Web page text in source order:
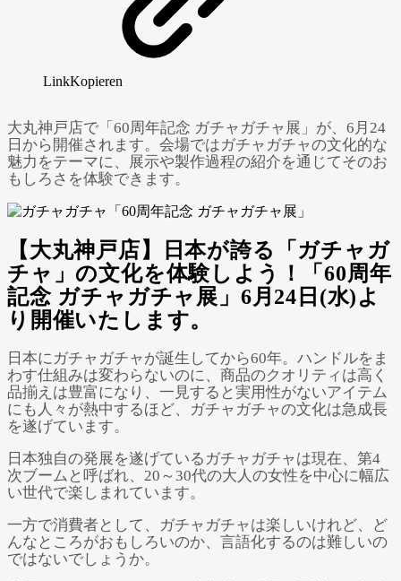
LinkKopieren
Powered by GliaStudios
大丸神戸店で「60周年記念 ガチャガチャ展」が、6月24
日から開催されます。会場ではガチャガチャの文化的な
魅力をテーマに、展示や製作過程の紹介を通じてそのお
もしろさを体験できます。
【大丸神戸店】日本が誇る「ガチャガ
チャ」の文化を体験しよう！「60周年
記念 ガチャガチャ展」6月24日(水)よ
り開催いたします。
日本にガチャガチャが誕生してから60年。ハンドルをま
わす仕組みは変わらないのに、商品のクオリティは高く
品揃えは豊富になり、一見すると実用性がないアイテム
にも人々が熱中するほど、ガチャガチャの文化は急成長
を遂げています。
日本独自の発展を遂げているガチャガチャは現在、第4
次ブームと呼ばれ、20～30代の大人の女性を中心に幅広
い世代で楽しまれています。
一方で消費者として、ガチャガチャは楽しいけれど、ど
んなところがおもしろいのか、言語化するのは難しいの
ではないでしょうか。